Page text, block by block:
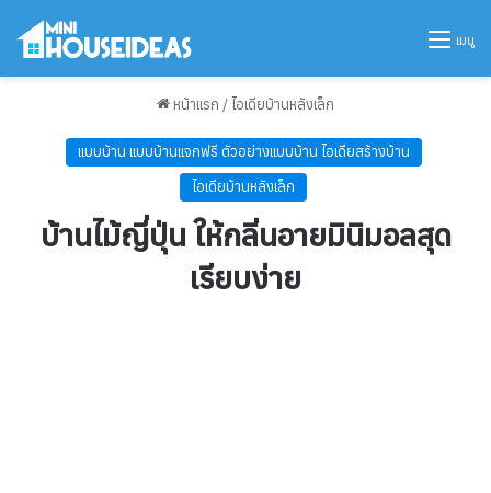
เมนู
หน้าแรก / ไอเดียบ้านหลังเล็ก
แบบบ้าน แบบบ้านแจกฟรี ตัวอย่างแบบบ้าน ไอเดียสร้างบ้าน
ไอเดียบ้านหลังเล็ก
บ้านไม้ญี่ปุ่น ให้กลิ่นอายมินิมอลสุด
เรียบง่าย